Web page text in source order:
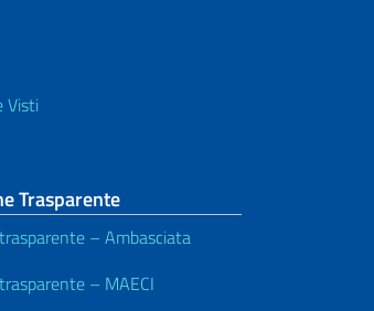
Visti
Trasparente
– Ambasciata
– MAECI